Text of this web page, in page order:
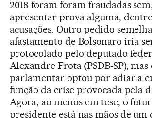
2018 foram foram fraudadas
apresentar prova alguma,
acusações. Outro pedido
afastamento de Bolsonaro iria
protocolado pelo deputado
Alexandre Frota (PSDB-SP), mas
parlamentar optou por adiar a
função da crise provocada pela
Agora, ao menos em tese, o
presidente está nas mãos de um